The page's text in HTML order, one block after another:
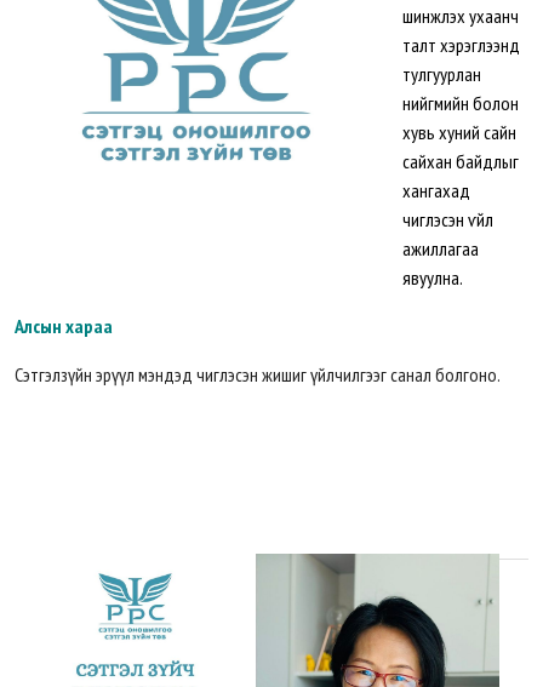
шинжлэх ухаанч
талт хэрэглээнд
тулгуурлан
нийгмийн болон
хувь хуний сайн
сайхан байдлыг
хангахад
чиглэсэн ѵйл
ажиллагаа
явуулна.
Алсын хараа
Сэтгэлзүйн эрүүл мэндэд чиглэсэн жишиг үйлчилгээг санал болгоно.